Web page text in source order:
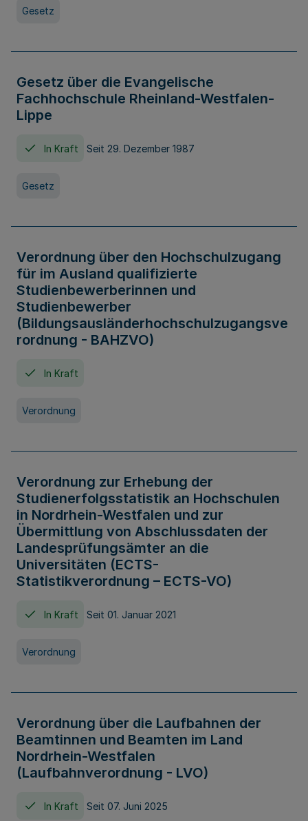
Gesetz
Gesetz über die Evangelische
Fachhochschule Rheinland-Westfalen-
Lippe
In Kraft Seit 29. Dezember 1987
Gesetz
Verordnung über den Hochschulzugang
für im Ausland qualifizierte
Studienbewerberinnen und
Studienbewerber
(Bildungsausländerhochschulzugangsve
rordnung - BAHZVO)
In Kraft
Verordnung
Verordnung zur Erhebung der
Studienerfolgsstatistik an Hochschulen
in Nordrhein-Westfalen und zur
Übermittlung von Abschlussdaten der
Landesprüfungsämter an die
Universitäten (ECTS-
Statistikverordnung – ECTS-VO)
In Kraft Seit 01. Januar 2021
Verordnung
Verordnung über die Laufbahnen der
Beamtinnen und Beamten im Land
Nordrhein-Westfalen
(Laufbahnverordnung - LVO)
In Kraft Seit 07. Juni 2025